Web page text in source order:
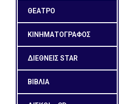
ΘΕΑΤΡΟ
ΚΙΝΗΜΑΤΟΓΡΑΦΟΣ
ΔΙΕΘΝΕΙΣ STAR
ΒΙΒΛΙΑ